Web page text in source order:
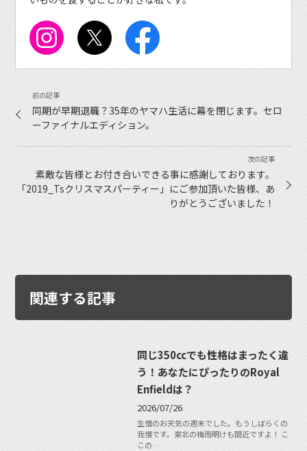
同期が早期退職？35年のヤマハ生活に幕を閉じます。セロ
ーファイナルエディション。
素敵な皆様とお付き合いできる事に感謝しております。
「2019_Tsクリスマスパーティー」にご参加頂いた皆様、あ
りがとうございました！
関連する記事
同じ350ccでも性格はまったく違
う！あなたにぴったりのRoyal
Enfieldは？
2026/07/26
生憎のお天気の週末でした。もうしばらくの
我慢です。東北の梅雨明けも間近ですよ！ こ
この…